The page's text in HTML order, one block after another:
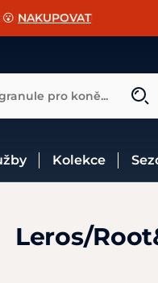
CHCI SLEVU
NAKUPOVAT
ZDARMA 🐴
pro koně...
Kolekce
Leros/